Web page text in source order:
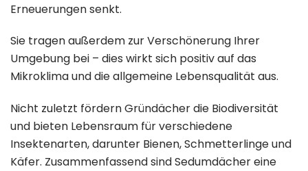
Erneuerungen senkt.
Sie tragen außerdem zur Verschönerung Ihrer
Umgebung bei – dies wirkt sich positiv auf das
Mikroklima und die allgemeine Lebensqualität aus.
Nicht zuletzt fördern Gründächer die Biodiversität
und bieten Lebensraum für verschiedene
Insektenarten, darunter Bienen, Schmetterlinge und
Käfer. Zusammenfassend sind Sedumdächer eine